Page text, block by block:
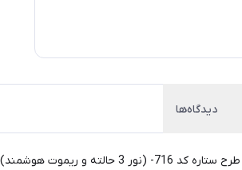
دیدگاه‌ها
لوستر آویزی اسپرت و مدرن